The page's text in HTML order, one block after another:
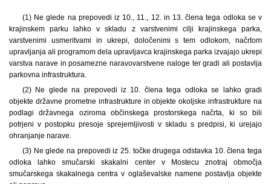
(1) Ne glede na prepovedi iz 10., 11., 12. in 13. člena tega odloka se v
krajinskem parku lahko v skladu z varstvenimi cilji krajinskega parka,
varstvenimi usmeritvami in ukrepi, določenimi s tem odlokom, načrtom
upravljanja ali programom dela upravljavca krajinskega parka izvajajo ukrepi
varstva narave in posamezne naravovarstvene naloge ter gradi ali postavlja
parkovna infrastruktura.
(2) Ne glede na prepovedi iz 10. člena tega odloka se lahko gradi
objekte državne prometne infrastrukture in objekte okoljske infrastrukture na
podlagi državnega oziroma občinskega prostorskega načrta, ki so bili
potrjeni v postopku presoje sprejemljivosti v skladu s predpisi, ki urejajo
ohranjanje narave.
(3) Ne glede na prepovedi iz 25. točke drugega odstavka 10. člena tega
odloka lahko smučarski skakalni center v Mostecu znotraj območja
smučarskega skakalnega centra v oglaševalske namene postavlja objekte